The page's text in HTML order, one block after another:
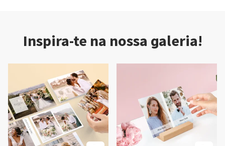
Inspira-te na nossa galeria!